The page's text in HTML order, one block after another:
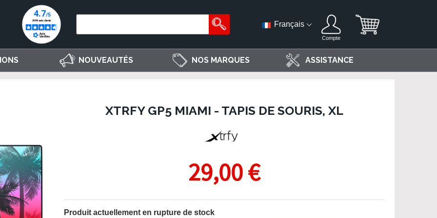
Français
Compte
NOUVEAUTÉS NOS MARQUES ASSISTANCE
XTRFY GP5 MIAMI - TAPIS DE SOURIS, XL
29,00 €
Produit actuellement en rupture de stock